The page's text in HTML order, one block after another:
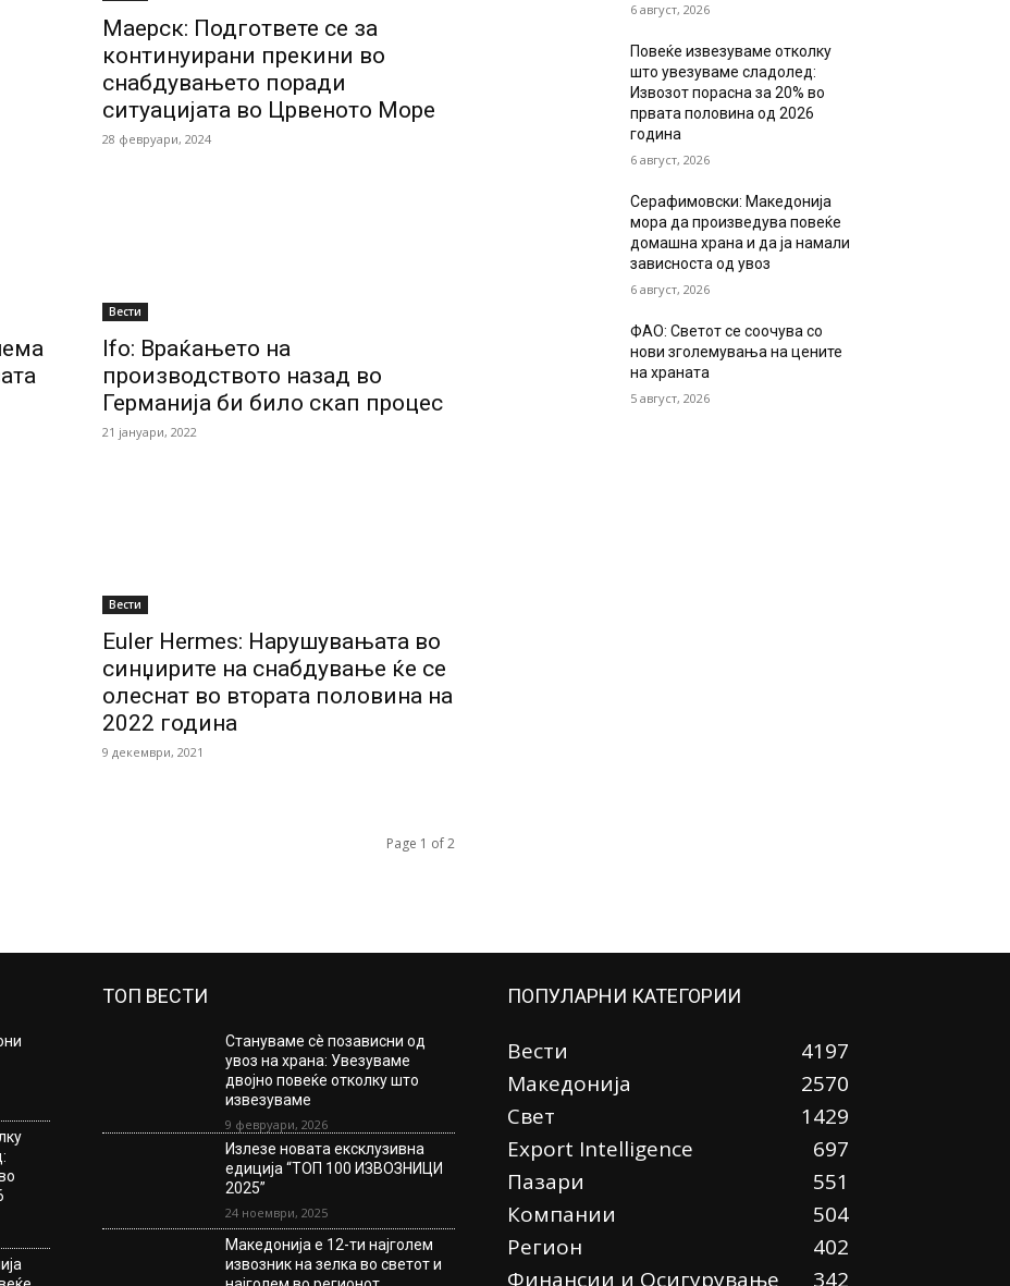
Маерск: Подгответе се за
континуирани прекини во
снабдувањето поради
ситуацијата во Црвеното Море
28 февруари, 2024
Вести
Ifo: Враќањето на
производството назад во
Германија би било скап процес
21 јануари, 2022
Вести
Euler Hermes: Нарушувањата во
синџирите на снабдување ќе се
олеснат во втората половина на
2022 година
9 декември, 2021
Page 1 of 2
6 август, 2026
Повеќе извезуваме отколку
што увезуваме сладолед:
Извозот порасна за 20% во
првата половина од 2026
година
6 август, 2026
Серафимовски: Македонија
мора да произведува повеќе
домашна храна и да ја намали
зависноста од увоз
6 август, 2026
ФАО: Светот се соочува со
нови зголемувања на цените
на храната
5 август, 2026
ТОП ВЕСТИ
Стануваме сè позависни од
увоз на храна: Увезуваме
двојно повеќе отколку што
извезуваме
9 февруари, 2026
Излезе новата ексклузивна
едиција “ТОП 100 ИЗВОЗНИЦИ
2025”
24 ноември, 2025
Македонија е 12-ти најголем
извозник на зелка во светот и
ПОПУЛАРНИ КАТЕГОРИИ
Вести
4197
Македонија
2570
Свет
1429
Еxport Intelligence
697
Пазари
551
Компании
504
Регион
402
Финансии и Осигурување
342